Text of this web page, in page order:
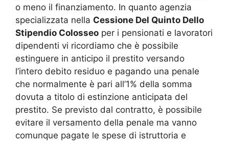
o meno il finanziamento. In quanto agenzia
specializzata nella Cessione Del Quinto Dello
Stipendio Colosseo per i pensionati e lavoratori
dipendenti vi ricordiamo che è possibile
estinguere in anticipo il prestito versando
l’intero debito residuo e pagando una penale
che normalmente è pari all’1% della somma
dovuta a titolo di estinzione anticipata del
prestito. Se previsto dal contratto, è possibile
evitare il versamento della penale ma vanno
comunque pagate le spese di istruttoria e